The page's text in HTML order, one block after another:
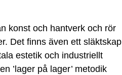
konst och hantverk och rör
Det finns även ett släktskap
estetik och industriellt
’lager på lager’ metodik